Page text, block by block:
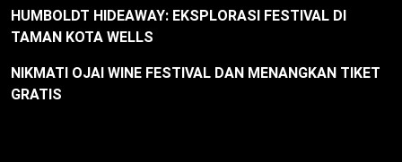
HUMBOLDT HIDEAWAY: EKSPLORASI FESTIVAL DI
TAMAN KOTA WELLS
NIKMATI OJAI WINE FESTIVAL DAN MENANGKAN TIKET
GRATIS